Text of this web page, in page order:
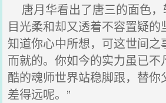
唐月华看出了唐三的面色，
目光柔和却又透着不容置疑的
知道你心中所想，可这世间
而就的。你如今的实力虽已不
酷的魂师世界站稳脚跟，替
差得远呢。”